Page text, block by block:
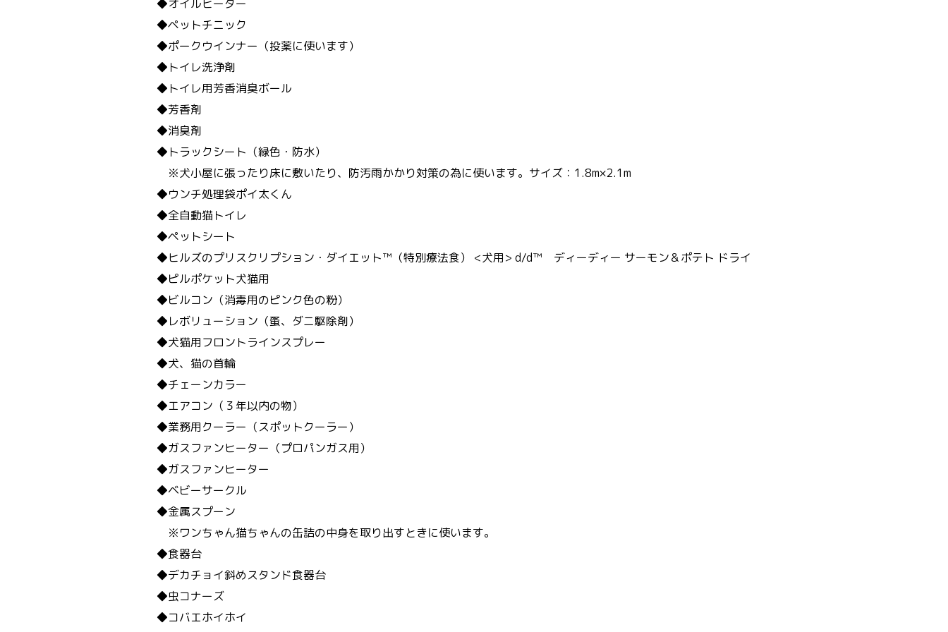
◆オイルヒーター
◆ペットチニック
◆ポークウインナー（投薬に使います）
◆トイレ洗浄剤
◆トイレ用芳香消臭ボール
◆芳香剤
◆消臭剤
◆トラックシート（緑色・防水）
※犬小屋に張ったり床に敷いたり、防汚雨かかり対策の為に使います。サイズ：1.8m×2.1m
◆ウンチ処理袋ポイ太くん
◆全自動猫トイレ
◆ペットシート
◆ヒルズのプリスクリプション・ダイエット™（特別療法食） <犬用> d/d™ ディーディー サーモン＆ポテト ドライ
◆ピルポケット犬猫用
◆ビルコン（消毒用のピンク色の粉）
◆レボリューション（蚤、ダニ駆除剤）
◆犬猫用フロントラインスプレー
◆犬、猫の首輪
◆チェーンカラー
◆エアコン（３年以内の物）
◆業務用クーラー（スポットクーラー）
◆ガスファンヒーター（プロパンガス用）
◆ガスファンヒーター
◆ベビーサークル
◆金属スプーン
※ワンちゃん猫ちゃんの缶詰の中身を取り出すときに使います。
◆食器台
◆デカチョイ斜めスタンド食器台
◆虫コナーズ
◆コバエホイホイ